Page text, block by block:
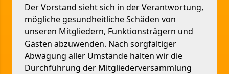
Der Vorstand sieht sich in der Verantwortung,
mögliche gesundheitliche Schäden von
unseren Mitgliedern, Funktionsträgern und
Gästen abzuwenden. Nach sorgfältiger
Abwägung aller Umstände halten wir die
Durchführung der Mitgliederversammlung